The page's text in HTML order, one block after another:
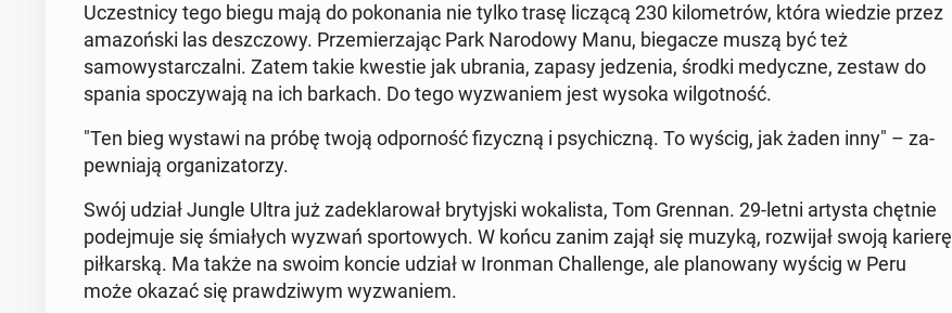
Uczest­ni­cy tego biegu mają do poko­na­nia nie tylko trasę liczącą 230 kilo­metrów, która wiedzie przez
ama­zońs­ki las deszc­zowy. Przemierza­jąc Park Nar­o­dowy Manu, bie­gacze muszą być też
samowystar­czal­ni. Zatem takie kwestie jak ubrania, zapasy jedzenia, środki me­dy­czne, zestaw do
spania spoczy­wa­ją na ich barkach. Do tego wyzwaniem jest wysoka wilgo­t­ność.
"Ten bieg wystawi na próbę twoją odporność fizy­czną i psy­chiczną. To wyścig, jak żaden inny" – za­
pew­ni­a­ją or­ga­ni­za­torzy.
Swój udział Jungle Ultra już zadeklarował bry­tyjs­ki wokalista, Tom Grennan. 29-letni artysta chętnie
pode­j­mu­je się śmi­ałych wyzwań sportowych. W końcu zanim zajął się muzyką, rozwi­jał swoją karierę
piłkarską. Ma także na swoim koncie udział w Ironman Chal­lenge, ale planowany wyścig w Peru
może okazać się prawdzi­wym wyzwaniem.